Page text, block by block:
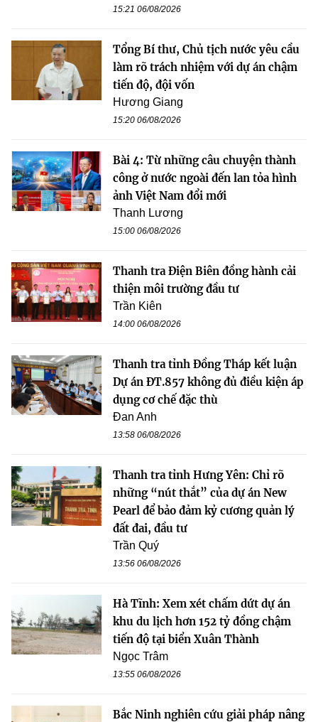
15:21 06/08/2026
Tổng Bí thư, Chủ tịch nước yêu cầu
làm rõ trách nhiệm với dự án chậm
tiến độ, đội vốn
Hương Giang
15:20 06/08/2026
Bài 4: Từ những câu chuyện thành
công ở nước ngoài đến lan tỏa hình
ảnh Việt Nam đổi mới
Thanh Lương
15:00 06/08/2026
Thanh tra Điện Biên đồng hành cải
thiện môi trường đầu tư
Trần Kiên
14:00 06/08/2026
Thanh tra tỉnh Đồng Tháp kết luận
Dự án ĐT.857 không đủ điều kiện áp
dụng cơ chế đặc thù
Đan Anh
13:58 06/08/2026
Thanh tra tỉnh Hưng Yên: Chỉ rõ
những “nút thắt” của dự án New
Pearl để bảo đảm kỷ cương quản lý
đất đai, đầu tư
Trần Quý
13:56 06/08/2026
Hà Tĩnh: Xem xét chấm dứt dự án
khu du lịch hơn 152 tỷ đồng chậm
tiến độ tại biển Xuân Thành
Ngọc Trâm
13:55 06/08/2026
Bắc Ninh nghiên cứu giải pháp nâng